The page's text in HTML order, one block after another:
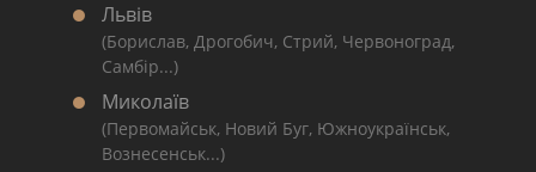
Львів
(Борислав, Дрогобич, Стрий, Червоноград,
Самбір...)
Миколаїв
(Первомайськ, Новий Буг, Южноукраїнськ,
Вознесенськ...)